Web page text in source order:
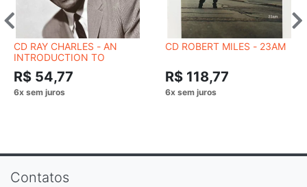
CD RAY CHARLES - AN
INTRODUCTION TO
R$ 54,77
CD ROBERT MILES - 23AM
R$ 118,77
Contatos